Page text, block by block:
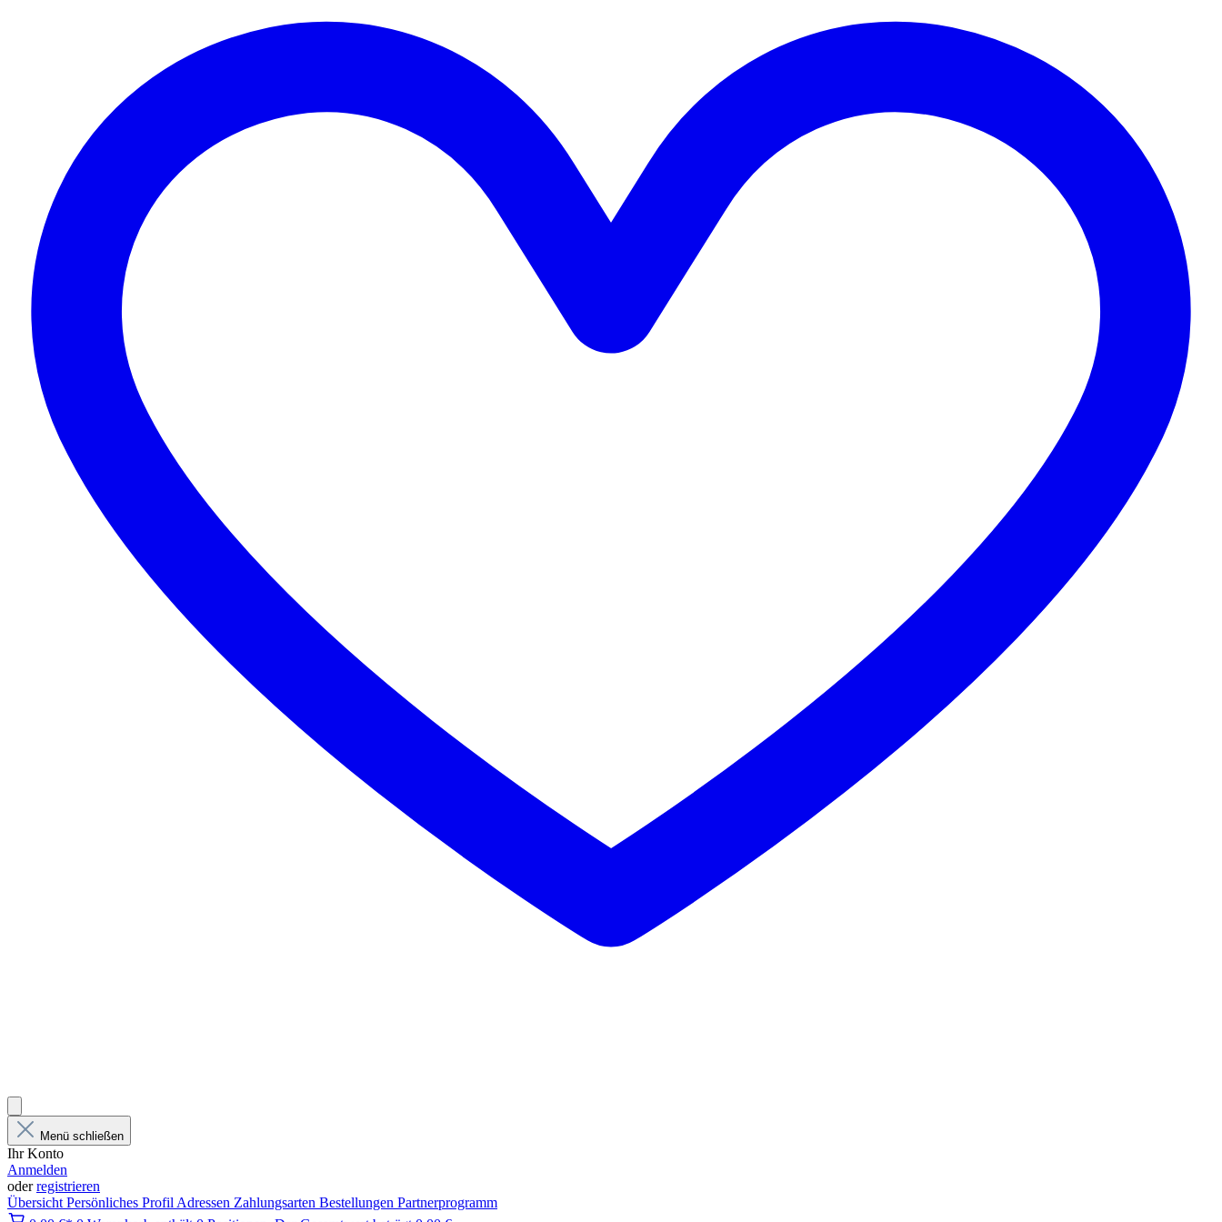
Menü schließen
Ihr Konto
Anmelden
oderregistrieren
Übersicht Persönliches Profil Adressen Zahlungsarten Bestellungen Partnerprogramm